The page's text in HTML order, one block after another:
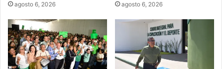
agosto 6, 2026 agosto 6, 2026